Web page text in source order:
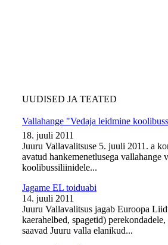
UUDISED JA TEATED
Vallahange "Vedaja leidmine
18. juuli 2011
Juuru Vallavalitsuse 5. juuli 2011. a
avatud hankemenetlusega vallahange
koolibussiliinidele...
Jagame EL toiduabi
14. juuli 2011
Juuru Vallavalitsus jagab Euroopa
kaerahelbed, spagetid)
saavad Juuru valla elanikud...